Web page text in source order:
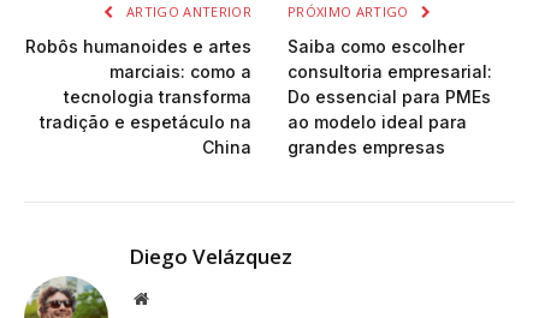
ARTIGO ANTERIOR
Robôs humanoides e artes
marciais: como a
tecnologia transforma
tradição e espetáculo na
China
PRÓXIMO ARTIGO
Saiba como escolher
consultoria empresarial:
Do essencial para PMEs
ao modelo ideal para
grandes empresas
Diego Velázquez
Website